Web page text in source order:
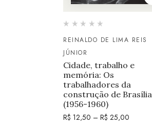
REINALDO DE LIMA REIS
JÚNIOR
Cidade, trabalho e
memória: Os
trabalhadores da
construção de Brasília
(1956-1960)
R$ 12,50 – R$ 25,00